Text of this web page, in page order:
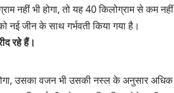
नहीं भी होगा, तो यह 40 किलोग्राम से कम नहीं
जीन के साथ गर्भवती किया गया है।
रहे हैं।
उसका वजन भी उसकी नस्ल के अनुसार अधिक